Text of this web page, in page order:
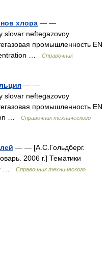
хлора — —
slovar neftegazovoy
промышленность EN
…
Справочник
— —
slovar neftegazovoy
промышленность EN
…
Справочник технического
— — [А.С.Гольдберг.
2006 г.] Тематики
…
Справочник технического